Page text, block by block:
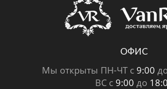
ОФИС
Мы открыты ПН-ЧТ с 9:00 до
ВС с 9:00 до